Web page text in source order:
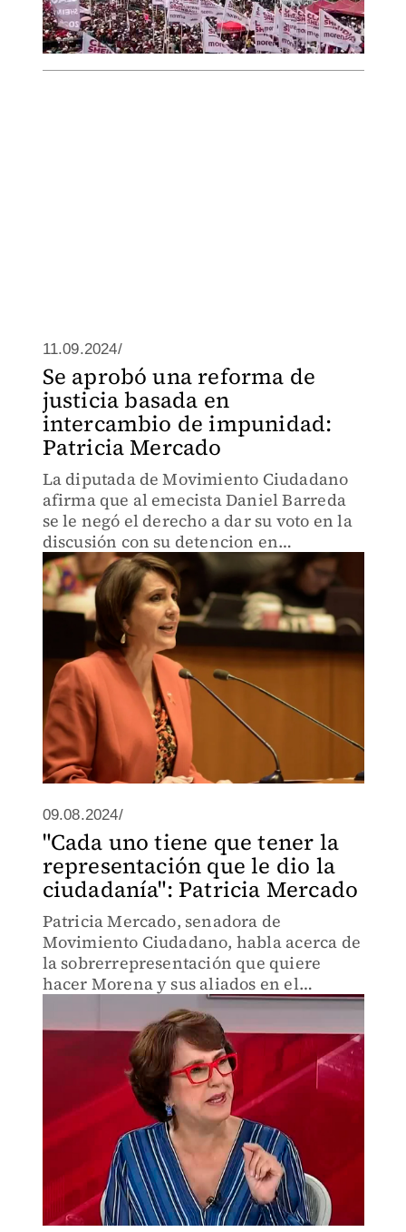
11.09.2024/
Se aprobó una reforma de
justicia basada en
intercambio de impunidad:
Patricia Mercado
La diputada de Movimiento Ciudadano
afirma que al emecista Daniel Barreda
se le negó el derecho a dar su voto en la
discusión con su detencion en
Campeche.
09.08.2024/
"Cada uno tiene que tener la
representación que le dio la
ciudadanía": Patricia Mercado
Patricia Mercado, senadora de
Movimiento Ciudadano, habla acerca de
la sobrerrepresentación que quiere
hacer Morena y sus aliados en el